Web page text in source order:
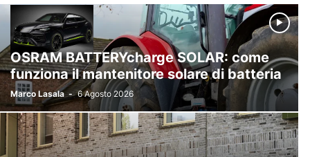
LAVORO ED ECONOMIA MANUTENZIONE E RIPARAZIONE RICAMBI AUTO
RICAMBI TRUCK SICUREZZA ALLA GUIDA
OSRAM BATTERYcharge SOLAR: come
funziona il mantenitore solare di batteria
Marco Lasala - 6 Agosto 2026